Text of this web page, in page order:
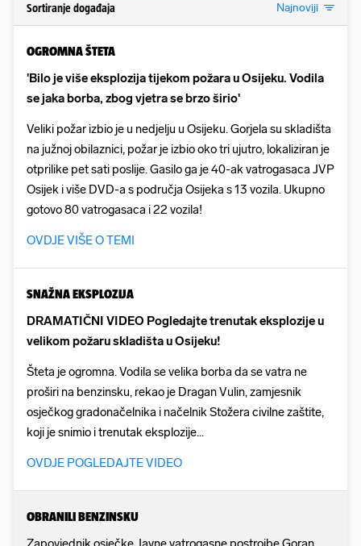
Sortiranje događaja Najnoviji
OGROMNA ŠTETA
'Bilo je više eksplozija tijekom požara u Osijeku. Vodila
se jaka borba, zbog vjetra se brzo širio'
Veliki požar izbio je u nedjelju u Osijeku. Gorjela su skladišta
na južnoj obilaznici, požar je izbio oko tri ujutro, lokaliziran je
otprilike pet sati poslije. Gasilo ga je 40-ak vatrogasaca JVP
Osijek i više DVD-a s područja Osijeka s 13 vozila. Ukupno
gotovo 80 vatrogasaca i 22 vozila!
OVDJE VIŠE O TEMI
SNAŽNA EKSPLOZIJA
DRAMATIČNI VIDEO Pogledajte trenutak eksplozije u
velikom požaru skladišta u Osijeku!
Šteta je ogromna. Vodila se velika borba da se vatra ne
proširi na benzinsku, rekao je Dragan Vulin, zamjesnik
osječkog gradonačelnika i načelnik Stožera civilne zaštite,
koji je snimio i trenutak eksplozije...
OVDJE POGLEDAJTE VIDEO
OBRANILI BENZINSKU